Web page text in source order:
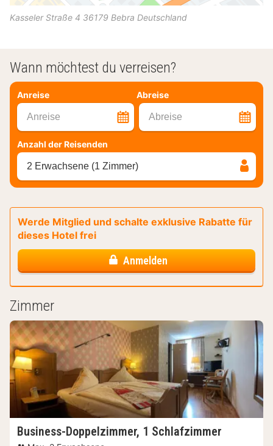
Kasseler Straße 4 36179 Bebra Deutschland
Wann möchtest du verreisen?
Anreise Abreise
Anreise Abreise
Anzahl der Reisenden
2 Erwachsene (1 Zimmer)
Werde Mitglied und schalte exklusive Rabatte für
dieses Hotel frei
Anmelden
Zimmer
Business-Doppelzimmer, 1 Schlafzimmer